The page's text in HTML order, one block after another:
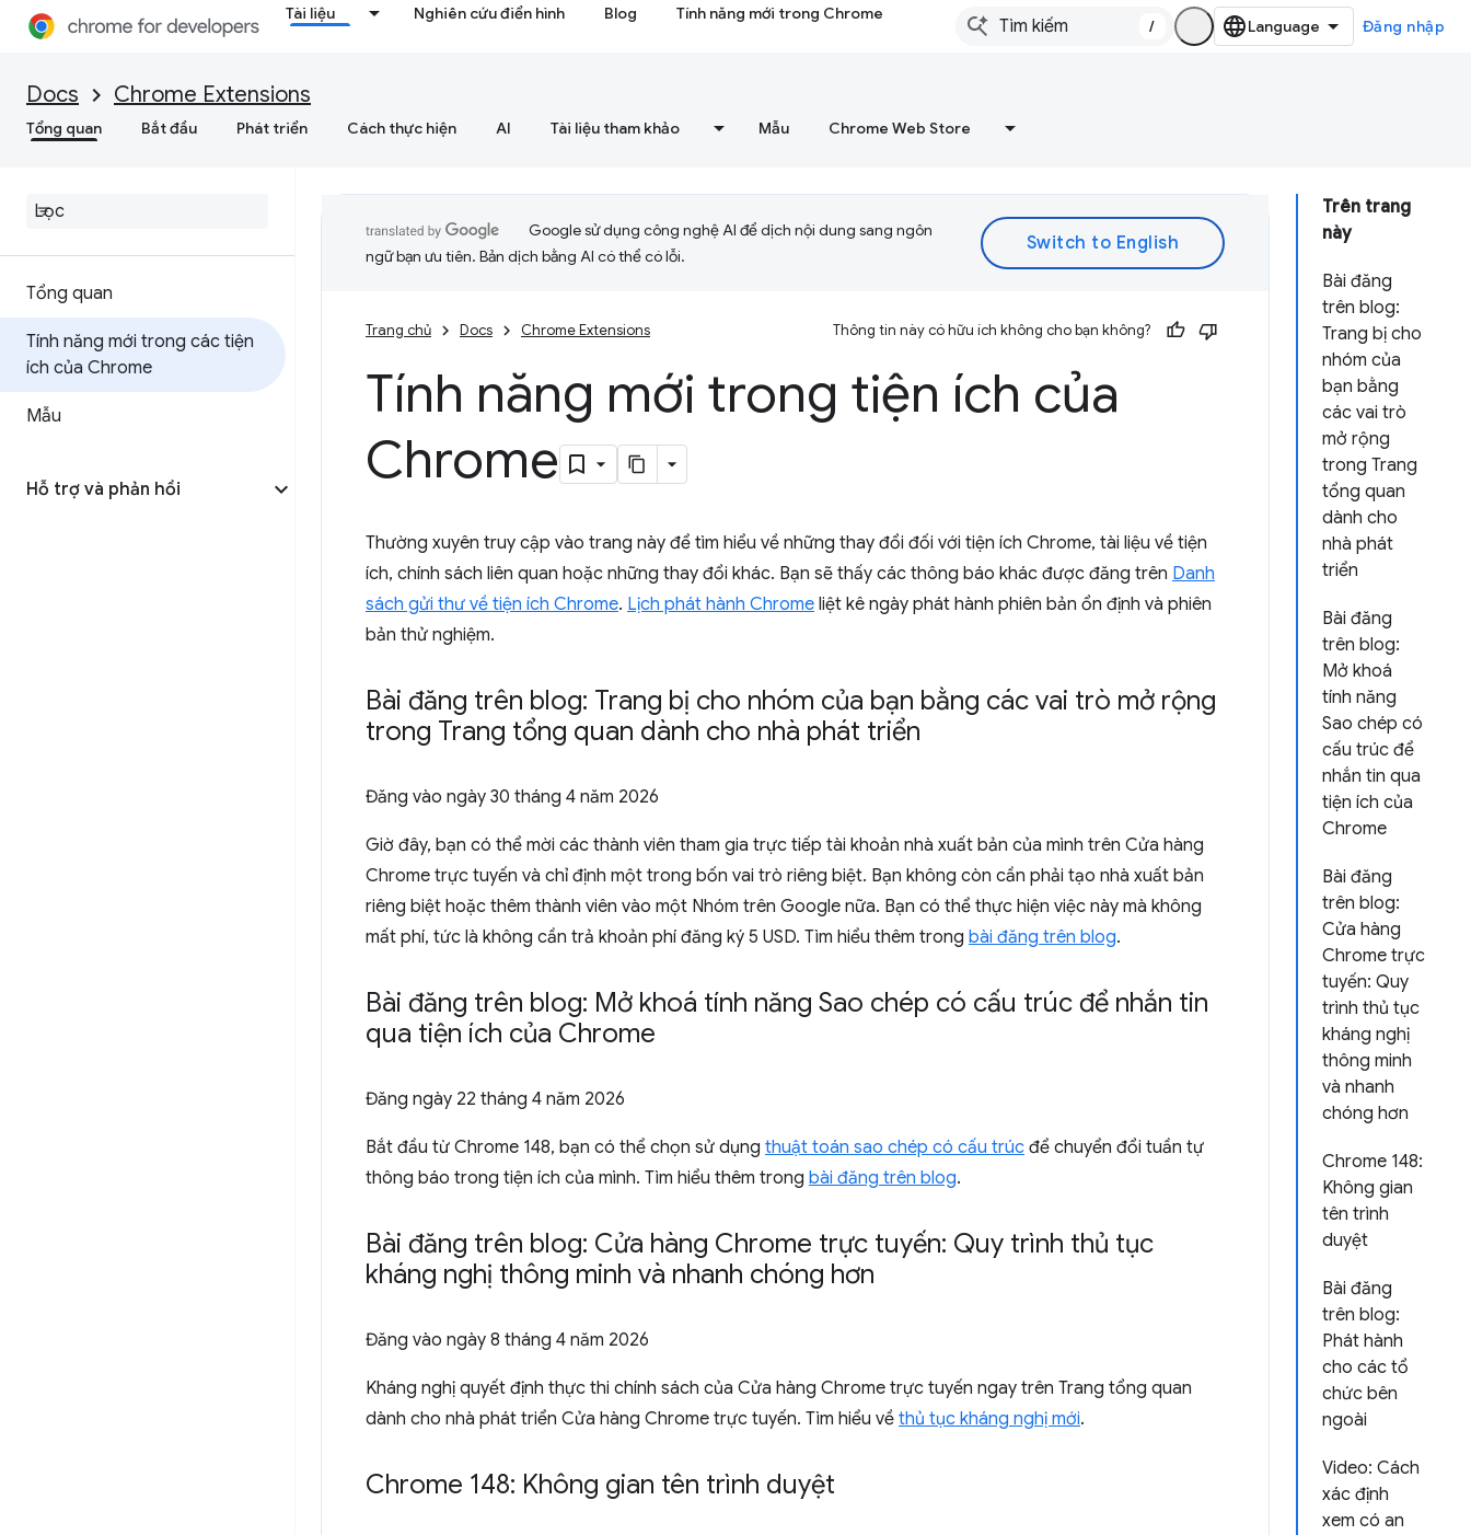
Tài liệu Nghiên cứu điển hình Blog Tính năng mới trong Chrome
/ Đăng nhập
Docs Chrome Extensions
Tổng quan Bắt đầu Phát triển Cách thực hiện AI Tài liệu tham khảo Mẫu Chrome Web Store
Tổng quan
Tính năng mới trong các tiện
ích của Chrome
Mẫu
Hỗ trợ và phản hồi
Trên trang
này
Bài đăng
trên blog:
Trang bị cho
nhóm của
bạn bằng
các vai trò
mở rộng
trong Trang
tổng quan
dành cho
nhà phát
triển
Bài đăng
trên blog:
Mở khoá
tính năng
Sao chép có
cấu trúc để
nhắn tin qua
tiện ích của
Chrome
Bài đăng
trên blog:
Cửa hàng
Chrome trực
tuyến: Quy
trình thủ tục
kháng nghị
thông minh
và nhanh
chóng hơn
Chrome 148:
Không gian
tên trình
duyệt
Bài đăng
trên blog:
Phát hành
cho các tổ
chức bên
ngoài
Video: Cách
xác định
xem có an
Google sử dụng công nghệ AI để dịch nội dung sang ngôn
ngữ bạn ưu tiên. Bản dịch bằng AI có thể có lỗi.
Trang chủ Docs Chrome Extensions Thông tin này có hữu ích không cho bạn không?
Tính năng mới trong tiện ích của
Chrome
Thường xuyên truy cập vào trang này để tìm hiểu về những thay đổi đối với tiện ích Chrome, tài liệu về tiện
ích, chính sách liên quan hoặc những thay đổi khác. Bạn sẽ thấy các thông báo khác được đăng trên Danh
sách gửi thư về tiện ích Chrome. Lịch phát hành Chrome liệt kê ngày phát hành phiên bản ổn định và phiên
bản thử nghiệm.
Bài đăng trên blog: Trang bị cho nhóm của bạn bằng các vai trò mở rộng
trong Trang tổng quan dành cho nhà phát triển
Đăng vào ngày 30 tháng 4 năm 2026
Giờ đây, bạn có thể mời các thành viên tham gia trực tiếp tài khoản nhà xuất bản của mình trên Cửa hàng
Chrome trực tuyến và chỉ định một trong bốn vai trò riêng biệt. Bạn không còn cần phải tạo nhà xuất bản
riêng biệt hoặc thêm thành viên vào một Nhóm trên Google nữa. Bạn có thể thực hiện việc này mà không
mất phí, tức là không cần trả khoản phí đăng ký 5 USD. Tìm hiểu thêm trong bài đăng trên blog.
Bài đăng trên blog: Mở khoá tính năng Sao chép có cấu trúc để nhắn tin
qua tiện ích của Chrome
Đăng ngày 22 tháng 4 năm 2026
Bắt đầu từ Chrome 148, bạn có thể chọn sử dụng thuật toán sao chép có cấu trúc để chuyển đổi tuần tự
thông báo trong tiện ích của mình. Tìm hiểu thêm trong bài đăng trên blog.
Bài đăng trên blog: Cửa hàng Chrome trực tuyến: Quy trình thủ tục
kháng nghị thông minh và nhanh chóng hơn
Đăng vào ngày 8 tháng 4 năm 2026
Kháng nghị quyết định thực thi chính sách của Cửa hàng Chrome trực tuyến ngay trên Trang tổng quan
dành cho nhà phát triển Cửa hàng Chrome trực tuyến. Tìm hiểu về thủ tục kháng nghị mới.
Chrome 148: Không gian tên trình duyệt